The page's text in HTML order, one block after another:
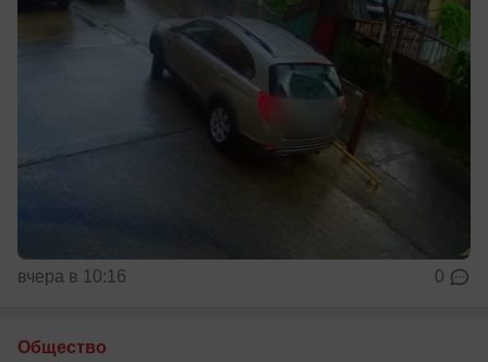
вчера в 10:16 0
Общество